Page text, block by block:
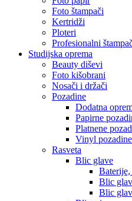
Foto štampači
Kertridži
Ploteri
Profesionalni
Studijska oprema
Beauty diševi
Foto kišobrani
Nosači i držači
Pozadine
Dodatna
Papirne
Platnene
Vinyl pozadine
Rasveta
Blic glave
Blic
Blic